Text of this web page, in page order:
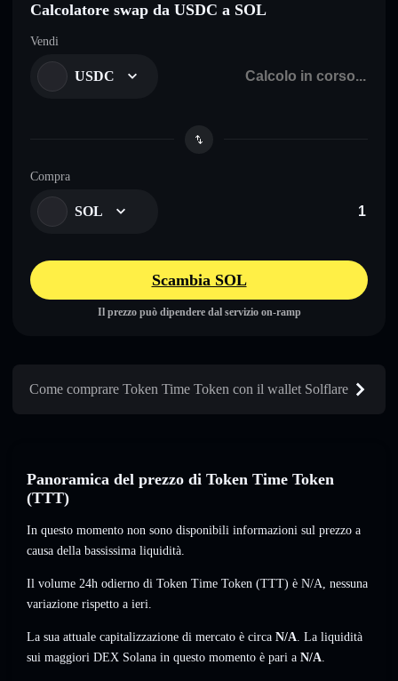
Calcolatore swap da USDC a SOL
Vendi
USDC
Compra
SOL
Scambia SOL
Il prezzo può dipendere dal servizio on-ramp
Come comprare Token Time Token con il wallet Solflare
Panoramica del prezzo di Token Time Token
(TTT)
In questo momento non sono disponibili informazioni sul prezzo a
causa della bassissima liquidità.
Il volume 24h odierno di Token Time Token (TTT) è N/A, nessuna
variazione rispetto a ieri.
La sua attuale capitalizzazione di mercato è circa N/A. La liquidità
sui maggiori DEX Solana in questo momento è pari a N/A.